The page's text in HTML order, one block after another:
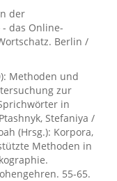
der
das Online-
Berlin /
Methoden und
zur
in
Stefaniya /
(Hrsg.): Korpora,
Methoden in
55-65.